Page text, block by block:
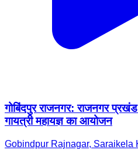
गोबिंदपुर राजनगर: राजनगर
गायत्री महायज्ञ का आयोजन
Gobindpur Rajnagar, Saraikela